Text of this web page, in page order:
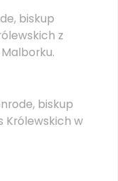
biskup
z
biskup
Królewskich w